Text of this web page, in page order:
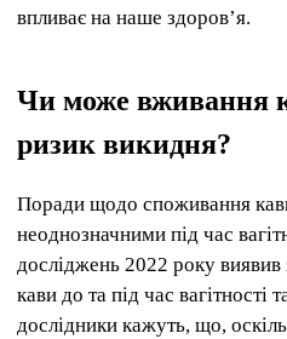
впливає на наше здоров’я.
Чи може вживання
ризик викидня?
Поради щодо споживання
неоднозначними під час
досліджень 2022 року
кави до та під час вагітності
дослідники кажуть, що,